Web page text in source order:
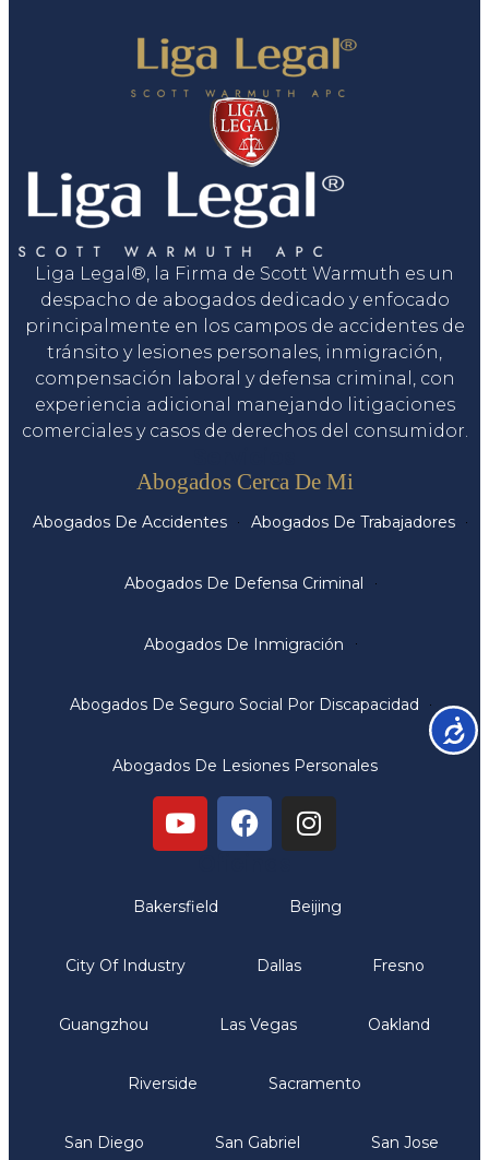
Liga Legal®, la Firma de Scott Warmuth es un
despacho de abogados dedicado y enfocado
principalmente en los campos de accidentes de
tránsito y lesiones personales, inmigración,
compensación laboral y defensa criminal, con
experiencia adicional manejando litigaciones
comerciales y casos de derechos del consumidor.
Abogados Cerca De Mi
Abogados De Accidentes Abogados De Trabajadores
Abogados De Defensa Criminal
Abogados De Inmigración
Abogados De Seguro Social Por Discapacidad
Abogados De Lesiones Personales
Bakersfield Beijing
City Of Industry Dallas Fresno
Guangzhou Las Vegas Oakland
Riverside Sacramento
San Diego San Gabriel San Jose